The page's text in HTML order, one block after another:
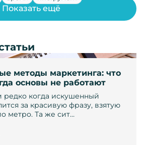
методы маркетинга: что
основы не работают
редко когда искушенный
за красивую фразу, взятую
метро. Та же сит…
Показать ещё